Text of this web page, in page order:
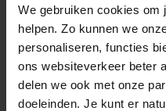
We gebruiken cookies om
helpen. Zo kunnen we
personaliseren, functies
ons websiteverkeer beter
delen we ook met onze
doeleinden. Je kunt er
van het gas af willen,
voor deze stap.
Wat is het
hybride